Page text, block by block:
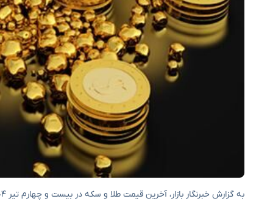
به گزارش خبرنگار بازار، آخرین قیمت طلا و سکه در بیست و چهارم تیر ۱۴۰۴ به شرح زیر است: